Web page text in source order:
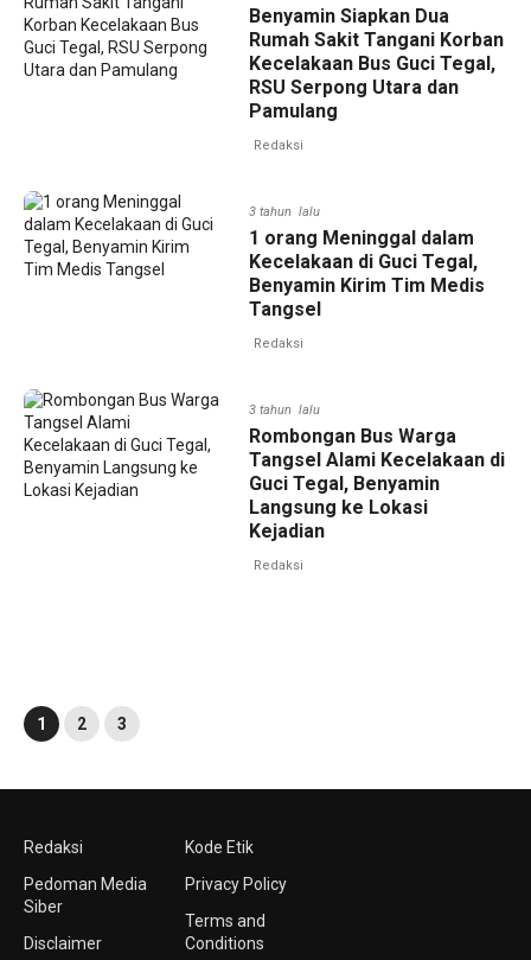
Benyamin Siapkan Dua
Rumah Sakit Tangani Korban
Kecelakaan Bus Guci Tegal,
RSU Serpong Utara dan
Pamulang
Redaksi
3 tahun lalu
1 orang Meninggal dalam
Kecelakaan di Guci Tegal,
Benyamin Kirim Tim Medis
Tangsel
Redaksi
3 tahun lalu
Rombongan Bus Warga
Tangsel Alami Kecelakaan di
Guci Tegal, Benyamin
Langsung ke Lokasi
Kejadian
Redaksi
1 2 3
Redaksi
Pedoman Media
Siber
Disclaimer
Kode Etik
Privacy Policy
Terms and
Conditions